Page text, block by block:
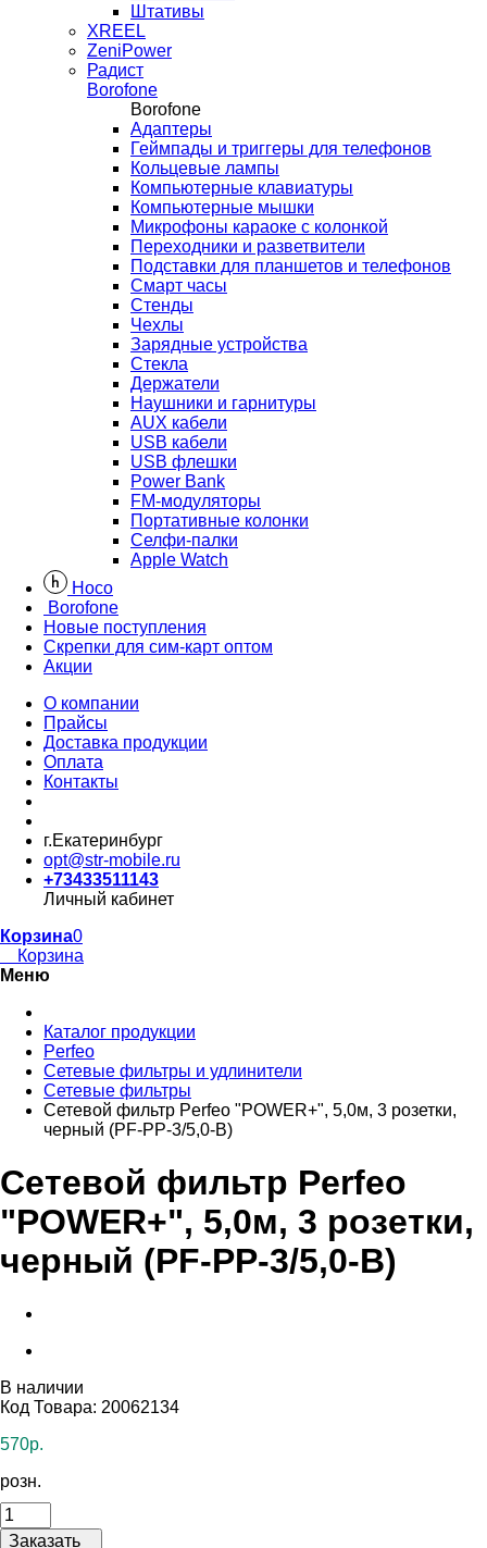
Штативы
XREEL
ZeniPower
Радист
Borofone
Borofone
Адаптеры
Геймпады и триггеры для телефонов
Кольцевые лампы
Компьютерные клавиатуры
Компьютерные мышки
Микрофоны караоке с колонкой
Переходники и разветвители
Подставки для планшетов и телефонов
Смарт часы
Стенды
Чехлы
Зарядные устройства
Стекла
Держатели
Наушники и гарнитуры
AUX кабели
USB кабели
USB флешки
Power Bank
FM-модуляторы
Портативные колонки
Селфи-палки
Apple Watch
Hoco
Borofone
Новые поступления
Скрепки для сим-карт оптом
Акции
О компании
Прайсы
Доставка продукции
Оплата
Контакты
г.Екатеринбург
opt@str-mobile.ru
+73433511143
Личный кабинет
Корзина0
Корзина
Меню
Каталог продукции
Perfeo
Сетевые фильтры и удлинители
Сетевые фильтры
Сетевой фильтр Perfeo "POWER+", 5,0м, 3 розетки,
черный (PF-PP-3/5,0-B)
Сетевой фильтр Perfeo
"POWER+", 5,0м, 3 розетки,
черный (PF-PP-3/5,0-B)
В наличии
Код Товара: 20062134
570р.
розн.
Заказать